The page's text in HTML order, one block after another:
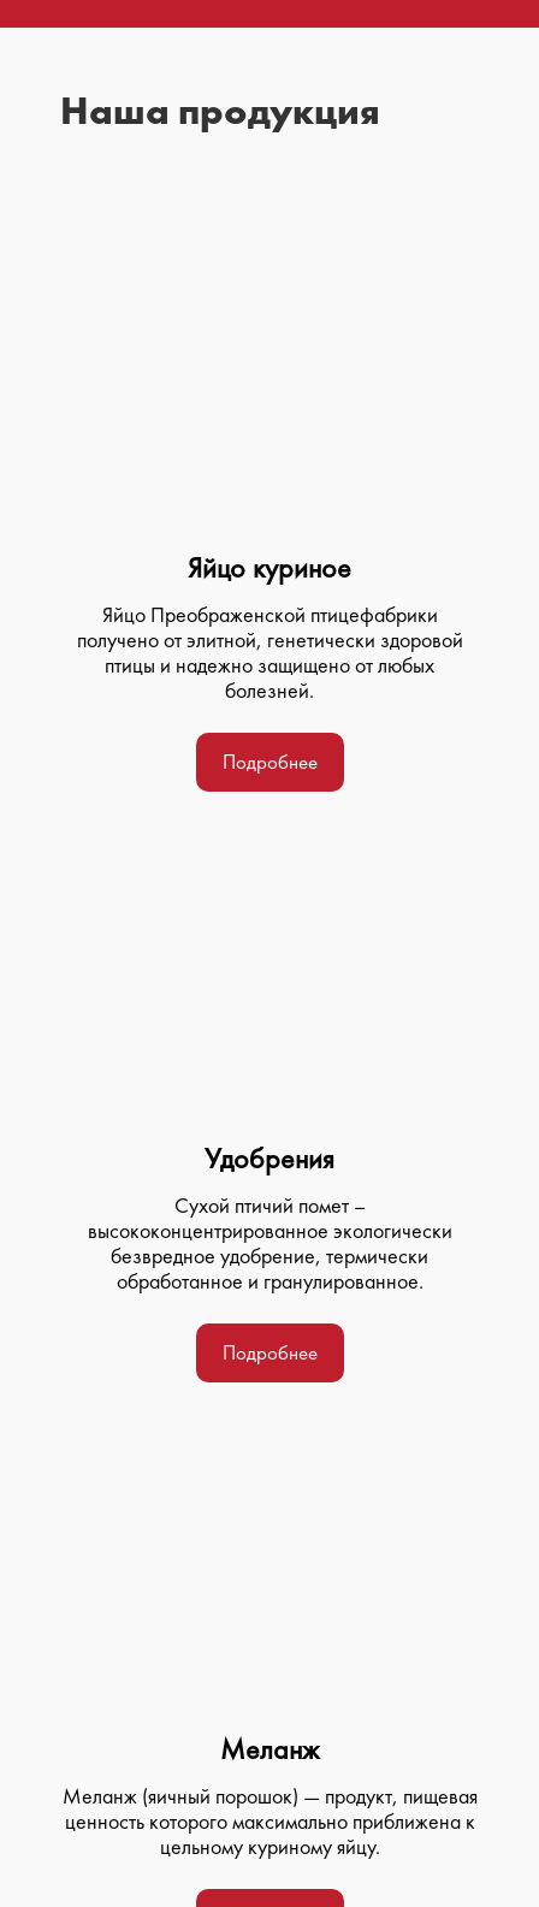
Наша продукция
Яйцо куриное
Яйцо Преображенской птицефабрики
получено от элитной, генетически здоровой
птицы и надежно защищено от любых
болезней.
Подробнее
Удобрения
Сухой птичий помет –
высококонцентрированное экологически
безвредное удобрение, термически
обработанное и гранулированное.
Подробнее
Меланж
Меланж (яичный порошок) — продукт, пищевая
ценность которого максимально приближена к
цельному куриному яйцу.